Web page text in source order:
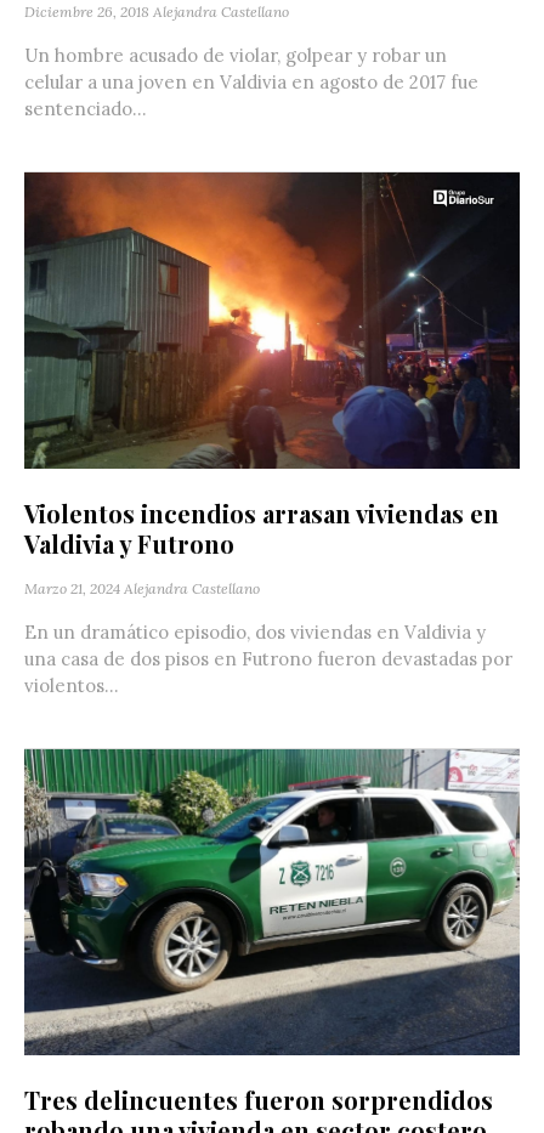
Diciembre 26, 2018 Alejandra Castellano
Un hombre acusado de violar, golpear y robar un
celular a una joven en Valdivia en agosto de 2017 fue
sentenciado...
Violentos incendios arrasan viviendas en
Valdivia y Futrono
Marzo 21, 2024 Alejandra Castellano
En un dramático episodio, dos viviendas en Valdivia y
una casa de dos pisos en Futrono fueron devastadas por
violentos...
Tres delincuentes fueron sorprendidos